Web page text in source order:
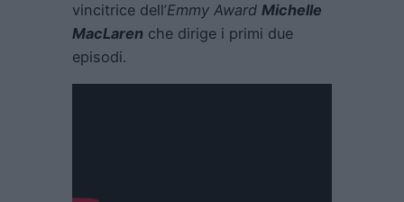
vincitrice dell’Emmy Award Michelle
MacLaren che dirige i primi due
episodi.